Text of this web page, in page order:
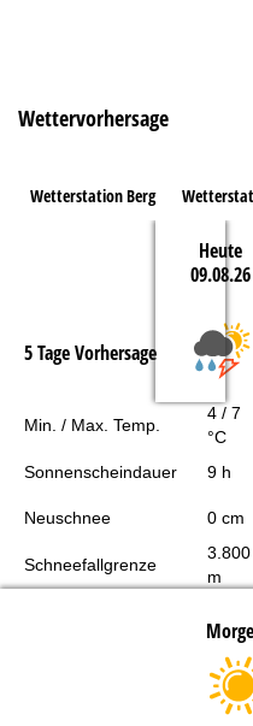
Wettervorhersage
Wetterstation Berg
Heute
09.08.26
5 Tage Vorhersage
Min. / Max. Temp.
4 / 7
°C
Sonnenscheindauer
9 h
Neuschnee 0 cm
Schneefallgrenze
3.800
m